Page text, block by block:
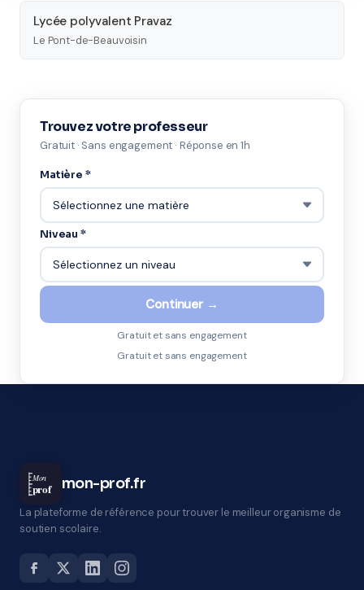
Lycée polyvalent Pravaz
Le Pont-de-Beauvoisin
Trouvez votre professeur
Gratuit · Sans engagement · Réponse en 1h
Matière *
Niveau *
Continuer →
Gratuit et sans engagement
Gratuit et sans engagement
Mon
prof mon-prof.fr
La plateforme de référence pour trouver le meilleur organisme de
soutien scolaire.